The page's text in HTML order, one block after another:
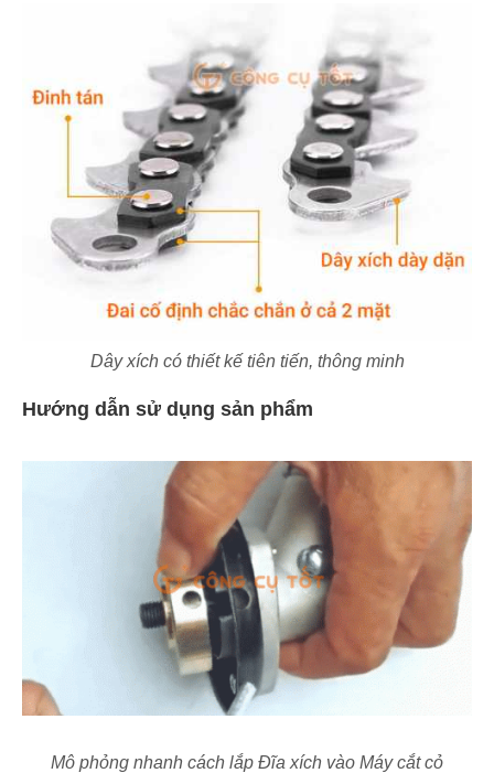
Dây xích có thiết kế tiên tiến, thông minh
Hướng dẫn sử dụng sản phẩm
Mô phỏng nhanh cách lắp Đĩa xích vào Máy cắt cỏ